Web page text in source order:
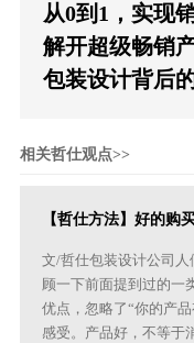
从0到1，实现
解开超级畅销
包装设计背后
相关哲仕观点>>
【哲仕方法】好的购
文/哲仕包装设计公司
顾一下前面提到过的一
优点，忽略了“你的产
感受。产品好，不等于